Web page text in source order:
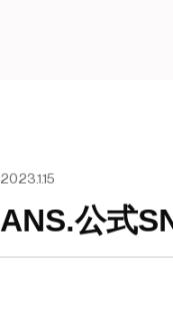
2023.1.15
ANS.公式